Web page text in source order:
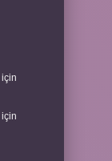
için
için